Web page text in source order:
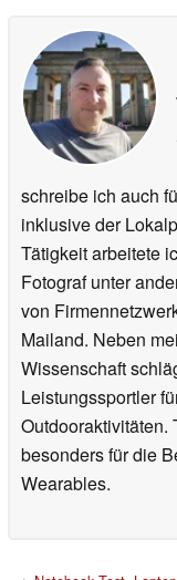
schreibe ich auch
inklusive der
Tätigkeit arbeitete
Fotograf unter
von
Mailand. Neben
Wissenschaft
Leistungssportler
Outdooraktivitäten.
besonders für die
Wearables.